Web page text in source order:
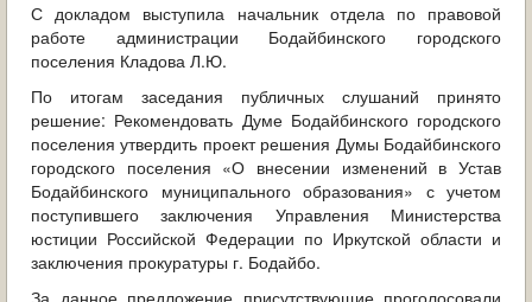
ДЕЯТЕЛЬНОСТЬ ПРОКУРАТУРЫ
МУНИЦИПАЛЬНЫЙ КОНТРОЛЬ
ПОИСК ПО САЙТУ
С докладом выступила начальник отдела по правовой
работе администрации Бодайбинского городского
поселения Кладова Л.Ю.
По итогам заседания публичных слушаний принято
решение: Рекомендовать Думе Бодайбинского городского
поселения утвердить проект решения Думы Бодайбинского
городского поселения «О внесении изменений в Устав
Бодайбинского муниципального образования» с учетом
поступившего заключения Управления Министерства
юстиции Российской Федерации по Иркутской области и
заключения прокуратуры г. Бодайбо.
За данное предложение присутствующие проголосовали